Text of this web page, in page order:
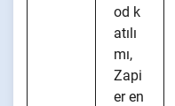
od k
atılı
mı,
Zapi
er en